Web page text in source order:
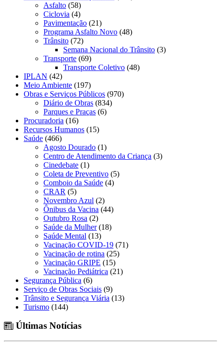
Asfalto (58)
Ciclovia (4)
Pavimentação (21)
Programa Asfalto Novo (48)
Trânsito (72)
Semana Nacional do Trânsito (3)
Transporte (69)
Transporte Coletivo (48)
IPLAN (42)
Meio Ambiente (197)
Obras e Serviços Públicos (970)
Diário de Obras (834)
Parques e Praças (6)
Procuradoria (16)
Recursos Humanos (15)
Saúde (466)
Agosto Dourado (1)
Centro de Atendimento da Criança (3)
Cinedebate (1)
Coleta de Preventivo (5)
Comboio da Saúde (4)
CRAR (5)
Novembro Azul (2)
Ônibus da Vacina (44)
Outubro Rosa (2)
Saúde da Mulher(18)
Saúde Mental (13)
Vacinação COVID-19 (71)
Vacinação de rotina (25)
Vacinação GRIPE (15)
Vacinação Pediátrica (21)
Segurança Pública (6)
Serviço de Obras Sociais (9)
Trânsito e Segurança Viária (13)
Turismo (144)
Últimas Notícias